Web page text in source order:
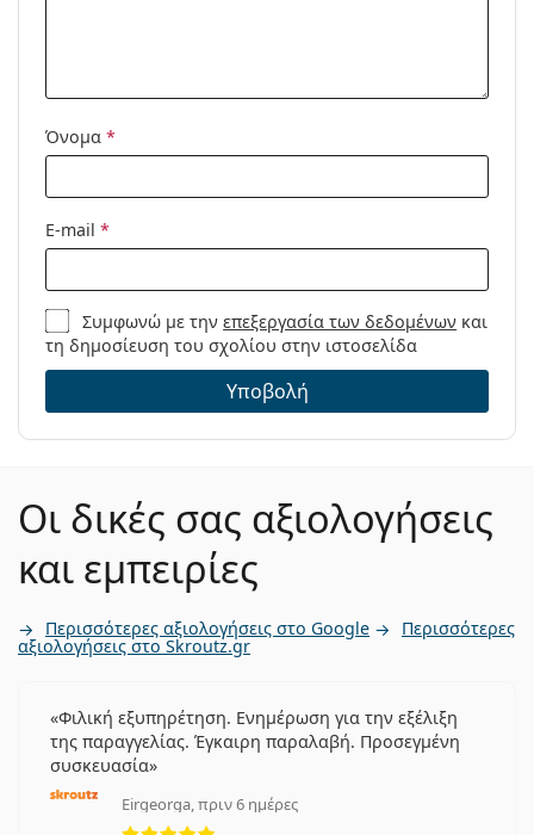
Όνομα *
E-mail *
Συμφωνώ με τηνεπεξεργασία των δεδομένων και
τη δημοσίευση του σχολίου στην ιστοσελίδα
Υποβολή
Οι δικές σας αξιολογήσεις
και εμπειρίες
Περισσότερες αξιολογήσεις στο Google Περισσότερες
αξιολογήσεις στο Skroutz.gr
Φιλική εξυπηρέτηση. Ενημέρωση για την εξέλιξη
της παραγγελίας. Έγκαιρη παραλαβή. Προσεγμένη
συσκευασία
Eirgeorga, πριν 6 ημέρες
5 αξιολογήσεις από 5